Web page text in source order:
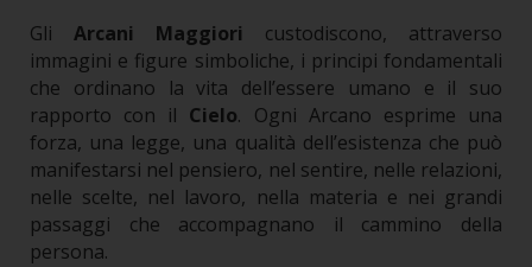
Gli Arcani Maggiori custodiscono, attraverso
immagini e figure simboliche, i principi fondamentali
che ordinano la vita dell’essere umano e il suo
rapporto con il Cielo. Ogni Arcano esprime una
forza, una legge, una qualità dell’esistenza che può
manifestarsi nel pensiero, nel sentire, nelle relazioni,
nelle scelte, nel lavoro, nella materia e nei grandi
passaggi che accompagnano il cammino della
persona.